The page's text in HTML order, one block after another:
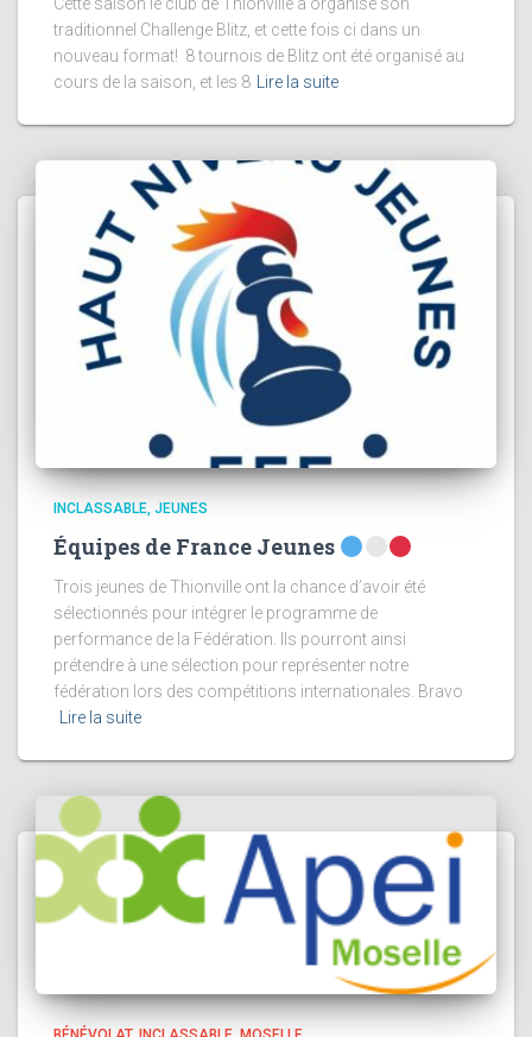
Cette saison le club de Thionville a organisé son
traditionnel Challenge Blitz, et cette fois ci dans un
nouveau format! 8 tournois de Blitz ont été organisé au
cours de la saison, et les 8 Lire la suite
INCLASSABLE JEUNES
Équipes de France Jeunes
Trois jeunes de Thionville ont la chance d’avoir été
sélectionnés pour intégrer le programme de
performance de la Fédération. Ils pourront ainsi
prétendre à une sélection pour représenter notre
fédération lors des compétitions internationales. Bravo
Lire la suite